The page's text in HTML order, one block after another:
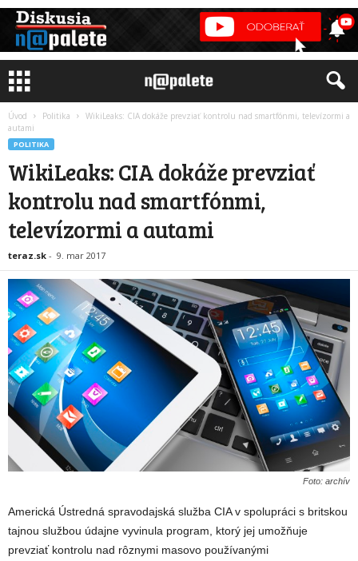
Úvod Politika
WikiLeaks: CIA dokáže prevziať kontrolu nad smartfónmi, televízormi a
autami
POLITIKA
WikiLeaks: CIA dokáže prevziať
kontrolu nad smartfónmi,
televízormi a autami
teraz.sk - 9. mar 2017
Foto: archív
Americká Ústredná spravodajská služba CIA v spolupráci s britskou
tajnou službou údajne vyvinula program, ktorý jej umožňuje
prevziať kontrolu nad rôznymi masovo používanými